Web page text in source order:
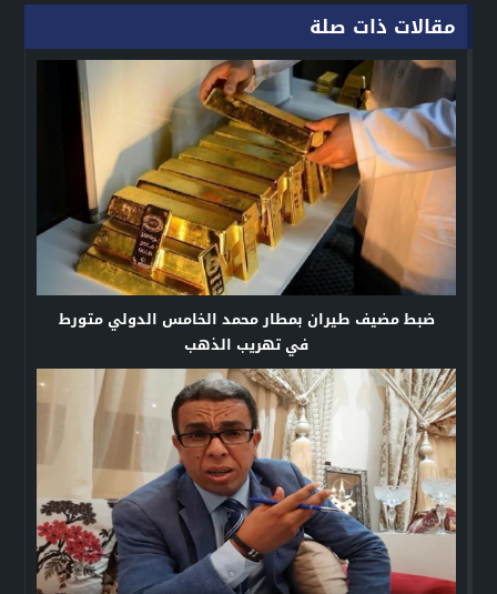
مقالات ذات صلة
ضبط مضيف طيران بمطار محمد الخامس الدولي متورط
في تهريب الذهب